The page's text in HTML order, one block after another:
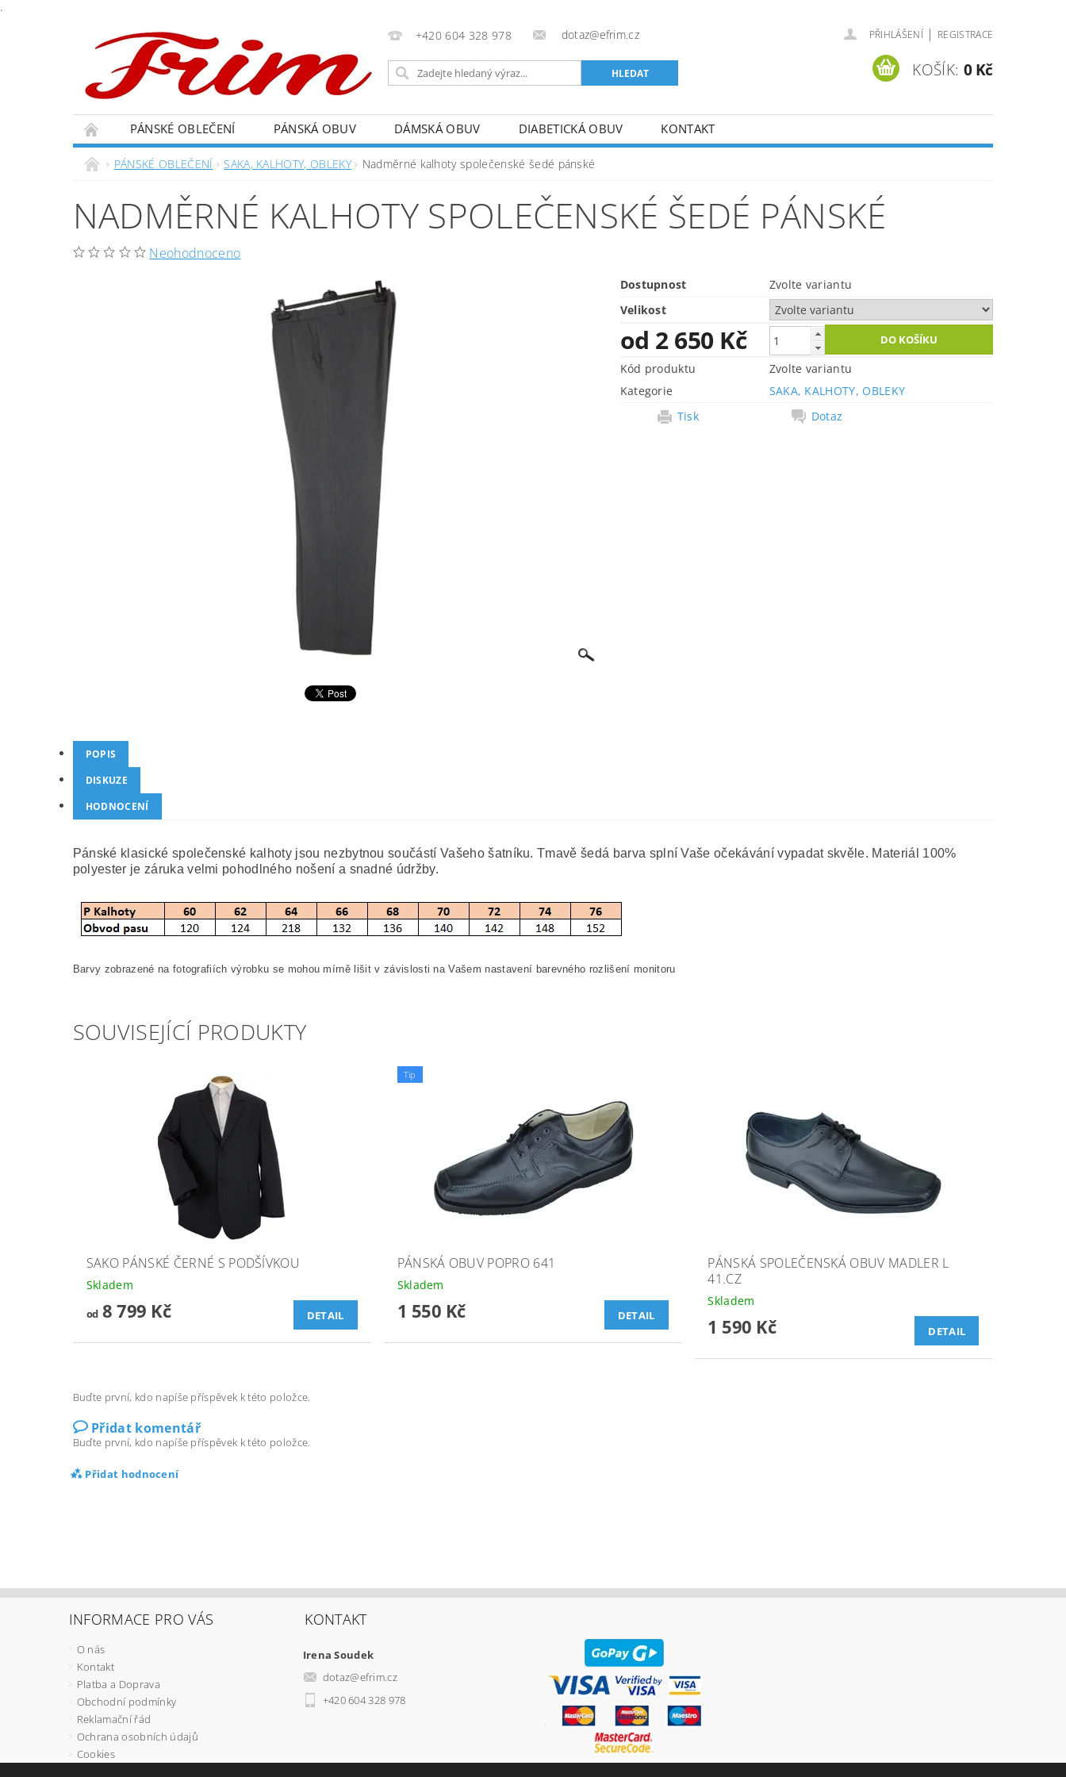
.
+420 604 328 978 dotaz@efrim.cz PŘIHLÁŠENÍ | REGISTRACE
KOŠÍK: 0 Kč
PÁNSKÉ OBLEČENÍ PÁNSKÁ OBUV DÁMSKÁ OBUV DIABETICKÁ OBUV KONTAKT
PÁNSKÉ OBLEČENÍ SAKA, KALHOTY, OBLEKY Nadměrné kalhoty společenské šedé pánské
NADMĚRNÉ KALHOTY SPOLEČENSKÉ ŠEDÉ PÁNSKÉ
Neohodnoceno
Dostupnost
Zvolte variantu
Velikost
od 2 650 Kč
Kód produktu
Zvolte variantu
Kategorie
SAKA, KALHOTY, OBLEKY
Tisk
Dotaz
POPIS
DISKUZE
HODNOCENÍ
Pánské klasické společenské kalhoty jsou nezbytnou součástí Vašeho šatníku. Tmavě šedá barva splní Vaše očekávání vypadat skvěle. Materiál 100%
polyester je záruka velmi pohodlného nošení a snadné údržby.
Barvy zobrazené na fotografiích výrobku se mohou mírně lišit v závislosti na Vašem nastavení barevného rozlišení monitoru
SOUVISEJÍCÍ PRODUKTY
SAKO PÁNSKÉ ČERNÉ S PODŠÍVKOU
Skladem
od8 799 Kč DETAIL
Tip
PÁNSKÁ OBUV POPRO 641
Skladem
1 550 Kč DETAIL
PÁNSKÁ SPOLEČENSKÁ OBUV MADLER L
41.CZ
Skladem
1 590 Kč DETAIL
Buďte první, kdo napíše příspěvek k této položce.
Přidat komentář
Buďte první, kdo napíše příspěvek k této položce.
Přidat hodnocení
INFORMACE PRO VÁS
O nás
Kontakt
Platba a Doprava
Obchodní podmínky
Reklamační řád
Ochrana osobních údajů
Cookies
KONTAKT
Irena Soudek
dotaz@efrim.cz
+420 604 328 978